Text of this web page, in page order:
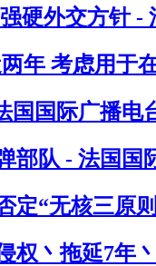
硬外交方针 -
年 考虑用于
国国际广播电
部队 - 法国国
定“无核三原
权丶拖延7年